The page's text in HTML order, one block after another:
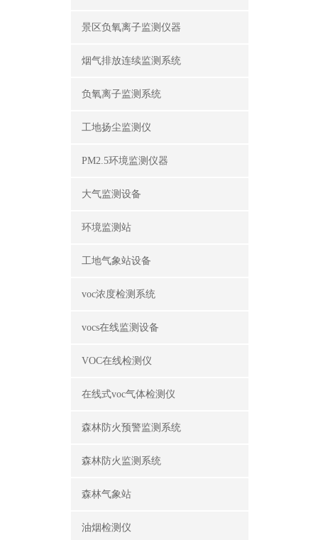
景区负氧离子监测仪器
烟气排放连续监测系统
负氧离子监测系统
工地扬尘监测仪
PM2.5环境监测仪器
大气监测设备
环境监测站
工地气象站设备
voc浓度检测系统
vocs在线监测设备
VOC在线检测仪
在线式voc气体检测仪
森林防火预警监测系统
森林防火监测系统
森林气象站
油烟检测仪